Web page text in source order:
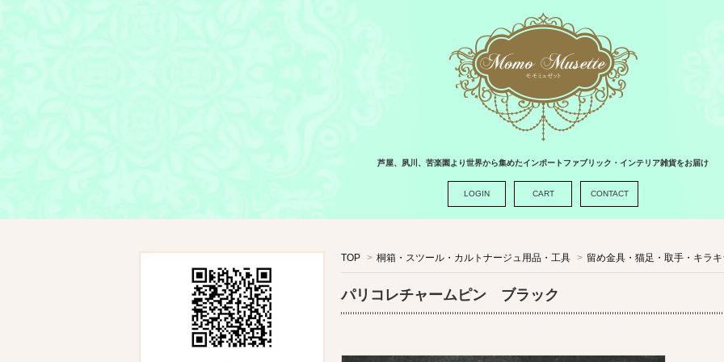
芦屋、夙川、苦楽園より世界から集めたインポートファブリック・インテリア雑貨をお届け
LOGIN CART CONTACT
TOP > 桐箱・スツール・カルトナージュ用品・工具 > 留め金具・猫足・取手・キラ
パリコレチャームピン ブラック